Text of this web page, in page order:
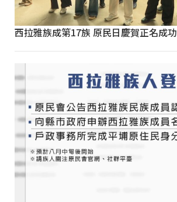
西拉雅族成第17族 原民日慶賀正名成功